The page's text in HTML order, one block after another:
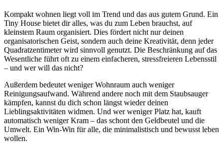
Kompakt wohnen liegt voll im Trend und das aus gutem Grund. Ein
Tiny House bietet dir alles, was du zum Leben brauchst, auf
kleinstem Raum organisiert. Dies fördert nicht nur deinen
organisatorischen Geist, sondern auch deine Kreativität, denn jeder
Quadratzentimeter wird sinnvoll genutzt. Die Beschränkung auf das
Wesentliche führt oft zu einem einfacheren, stressfreieren Lebensstil
– und wer will das nicht?
Außerdem bedeutet weniger Wohnraum auch weniger
Reinigungsaufwand. Während andere noch mit dem Staubsauger
kämpfen, kannst du dich schon längst wieder deinen
Lieblingsaktivitäten widmen. Und wer weniger Platz hat, kauft
automatisch weniger Kram – das schont den Geldbeutel und die
Umwelt. Ein Win-Win für alle, die minimalistisch und bewusst leben
wollen.